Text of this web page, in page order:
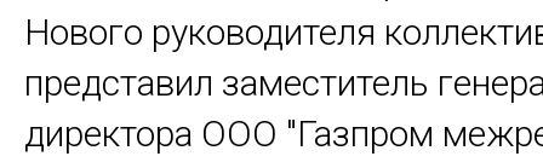
Нового руководителя
представил заместитель
директора ООО "Газпром